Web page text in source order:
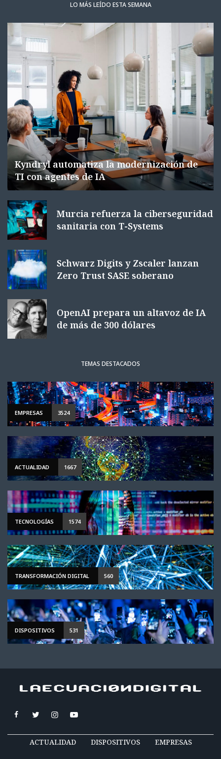
LO MÁS LEÍDO ESTA SEMANA
Kyndryl automatiza la modernización de
TI con agentes de IA
Murcia refuerza la ciberseguridad
sanitaria con T-Systems
Schwarz Digits y Zscaler lanzan
Zero Trust SASE soberano
OpenAI prepara un altavoz de IA
de más de 300 dólares
TEMAS DESTACADOS
EMPRESAS 3524
ACTUALIDAD 1667
TECNOLOGÍAS 1574
TRANSFORMACIÓN DIGITAL 560
DISPOSITIVOS 531
ACTUALIDAD DISPOSITIVOS EMPRESAS